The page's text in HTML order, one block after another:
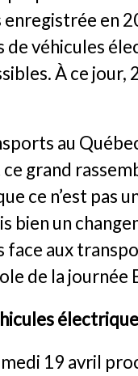
en
de véhicules
À ce
au
grand
ce n’est pas
bien un
aux
de la journée
19 avril